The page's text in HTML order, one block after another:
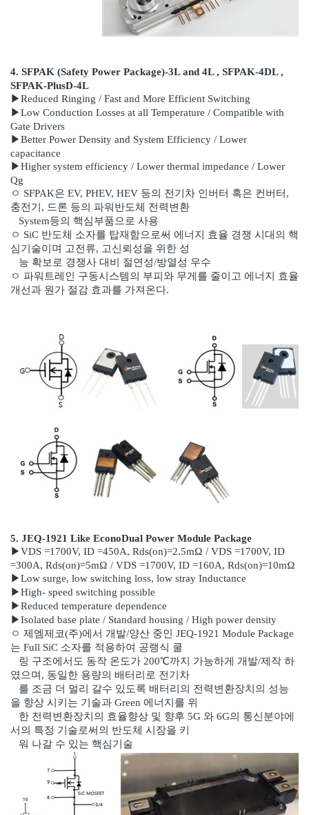
4. SFPAK (Safety Power Package)-3L and 4L , SFPAK-4DL ,
SFPAK-PlusD-4L
▶Reduced Ringing / Fast and More Efficient Switching
▶Low Conduction Losses at all Temperature / Compatible with
Gate Drivers
▶Better Power Density and System Efficiency / Lower
capacitance
▶Higher system efficiency / Lower thermal impedance / Lower
Qg
ㅇ SFPAK은 EV, PHEV, HEV 등의 전기차 인버터 혹은 컨버터,
충전기, 드론 등의 파워반도체 전력변환
System등의 핵심부품으로 사용
ㅇ SiC 반도체 소자를 탑재함으로써 에너지 효율 경쟁 시대의 핵
심기술이며 고전류, 고신뢰성을 위한 성
능 확보로 경쟁사 대비 절연성/방열성 우수
ㅇ 파워트레인 구동시스템의 부피와 무게를 줄이고 에너지 효율
개선과 원가 절감 효과를 가져온다.
5. JEQ-1921 Like EconoDual Power Module Package
▶VDS =1700V, ID =450A, Rds(on)=2.5mΩ / VDS =1700V, ID
=300A, Rds(on)=5mΩ / VDS =1700V, ID =160A, Rds(on)=10mΩ
▶Low surge, low switching loss, low stray Inductance
▶High- speed switching possible
▶Reduced temperature dependence
▶Isolated base plate / Standard housing / High power density
ㅇ 제엠제코(주)에서 개발/양산 중인 JEQ-1921 Module Package
는 Full SiC 소자를 적용하여 공랭식 쿨
링 구조에서도 동작 온도가 200℃까지 가능하게 개발/제작 하
였으며, 동일한 용량의 배터리로 전기차
를 조금 더 멀리 갈수 있도록 배터리의 전력변환장치의 성능
을 향상 시키는 기술과 Green 에너지를 위
한 전력변환장치의 효율향상 및 향후 5G 와 6G의 통신분야에
서의 특정 기술로써의 반도체 시장을 키
워 나갈 수 있는 핵심기술